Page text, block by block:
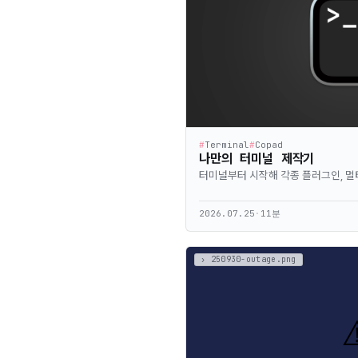
#Terminal#Copad
나만의 터미널 제작기
터미널부터 시작해 각종 플러그인,
2026.07.25 · 11분